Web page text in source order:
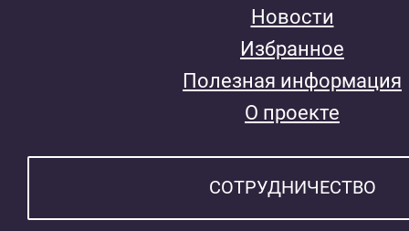
Новости
Избранное
Полезная информация
О проекте
СОТРУДНИЧЕСТВО